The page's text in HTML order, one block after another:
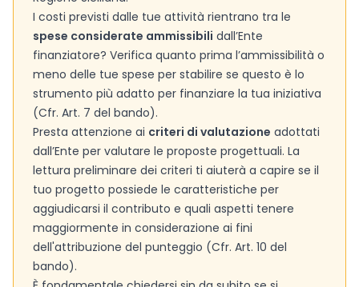
I costi previsti dalle tue attività rientrano tra le
spese considerate ammissibili dall’Ente
finanziatore? Verifica quanto prima l’ammissibilità o
meno delle tue spese per stabilire se questo è lo
strumento più adatto per finanziare la tua iniziativa
(Cfr. Art. 7 del bando).
Presta attenzione ai criteri di valutazione adottati
dall’Ente per valutare le proposte progettuali. La
lettura preliminare dei criteri ti aiuterà a capire se il
tuo progetto possiede le caratteristiche per
aggiudicarsi il contributo e quali aspetti tenere
maggiormente in considerazione ai fini
dell'attribuzione del punteggio (Cfr. Art. 10 del
bando).